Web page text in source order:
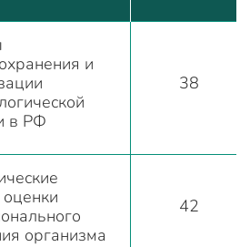
и
в РФ
38
организма
42